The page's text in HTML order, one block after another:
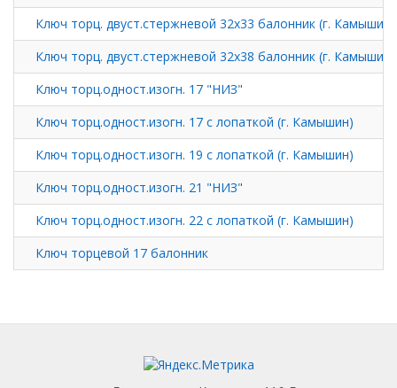
Ключ торц. двуст.стержневой 32х33 балонник (г. Камышин)
Ключ торц. двуст.стержневой 32х38 балонник (г. Камышин)
Ключ торц.одност.изогн. 17 "НИЗ"
Ключ торц.одност.изогн. 17 с лопаткой (г. Камышин)
Ключ торц.одност.изогн. 19 с лопаткой (г. Камышин)
Ключ торц.одност.изогн. 21 "НИЗ"
Ключ торц.одност.изогн. 22 с лопаткой (г. Камышин)
Ключ торцевой 17 балонник